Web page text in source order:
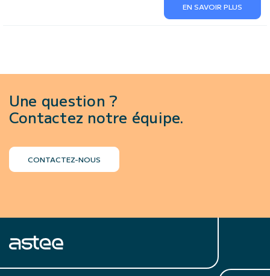
EN SAVOIR PLUS
Une question ?
Contactez notre équipe.
CONTACTEZ-NOUS